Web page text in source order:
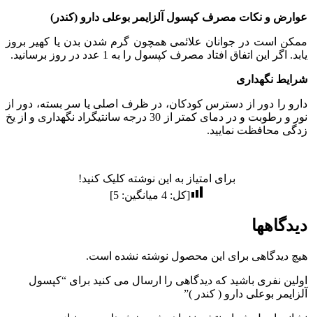
عوارض و نکات مصرف کپسول آلزایمر بوعلی دارو (کندر)
ممکن است در جوانان علائمی همچون گرم شدن بدن یا کهیر بروز
یابد. اگر این اتفاق افتاد مصرف کپسول را به 1 عدد در روز برسانید.
شرایط نگهداری
دارو را دور از دسترس کودکان، در ظرف اصلی یا سر بسته، دور از
نور و رطوبت و در دمای کمتر از 30 درجه سانتیگراد نگهداری و از یخ
زدگی محافظت نمایید.
برای امتیاز به این نوشته کلیک کنید!
[کل:4 میانگین:5
]
دیدگاهها
هیچ دیدگاهی برای این محصول نوشته نشده است.
اولین نفری باشید که دیدگاهی را ارسال می کنید برای “کپسول
آلزایمر بوعلی دارو ( کندر )”